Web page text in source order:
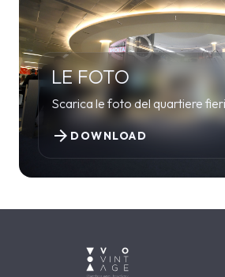
LE FOTO
Scarica le foto del quartiere
DOWNLOAD
arrow_forward